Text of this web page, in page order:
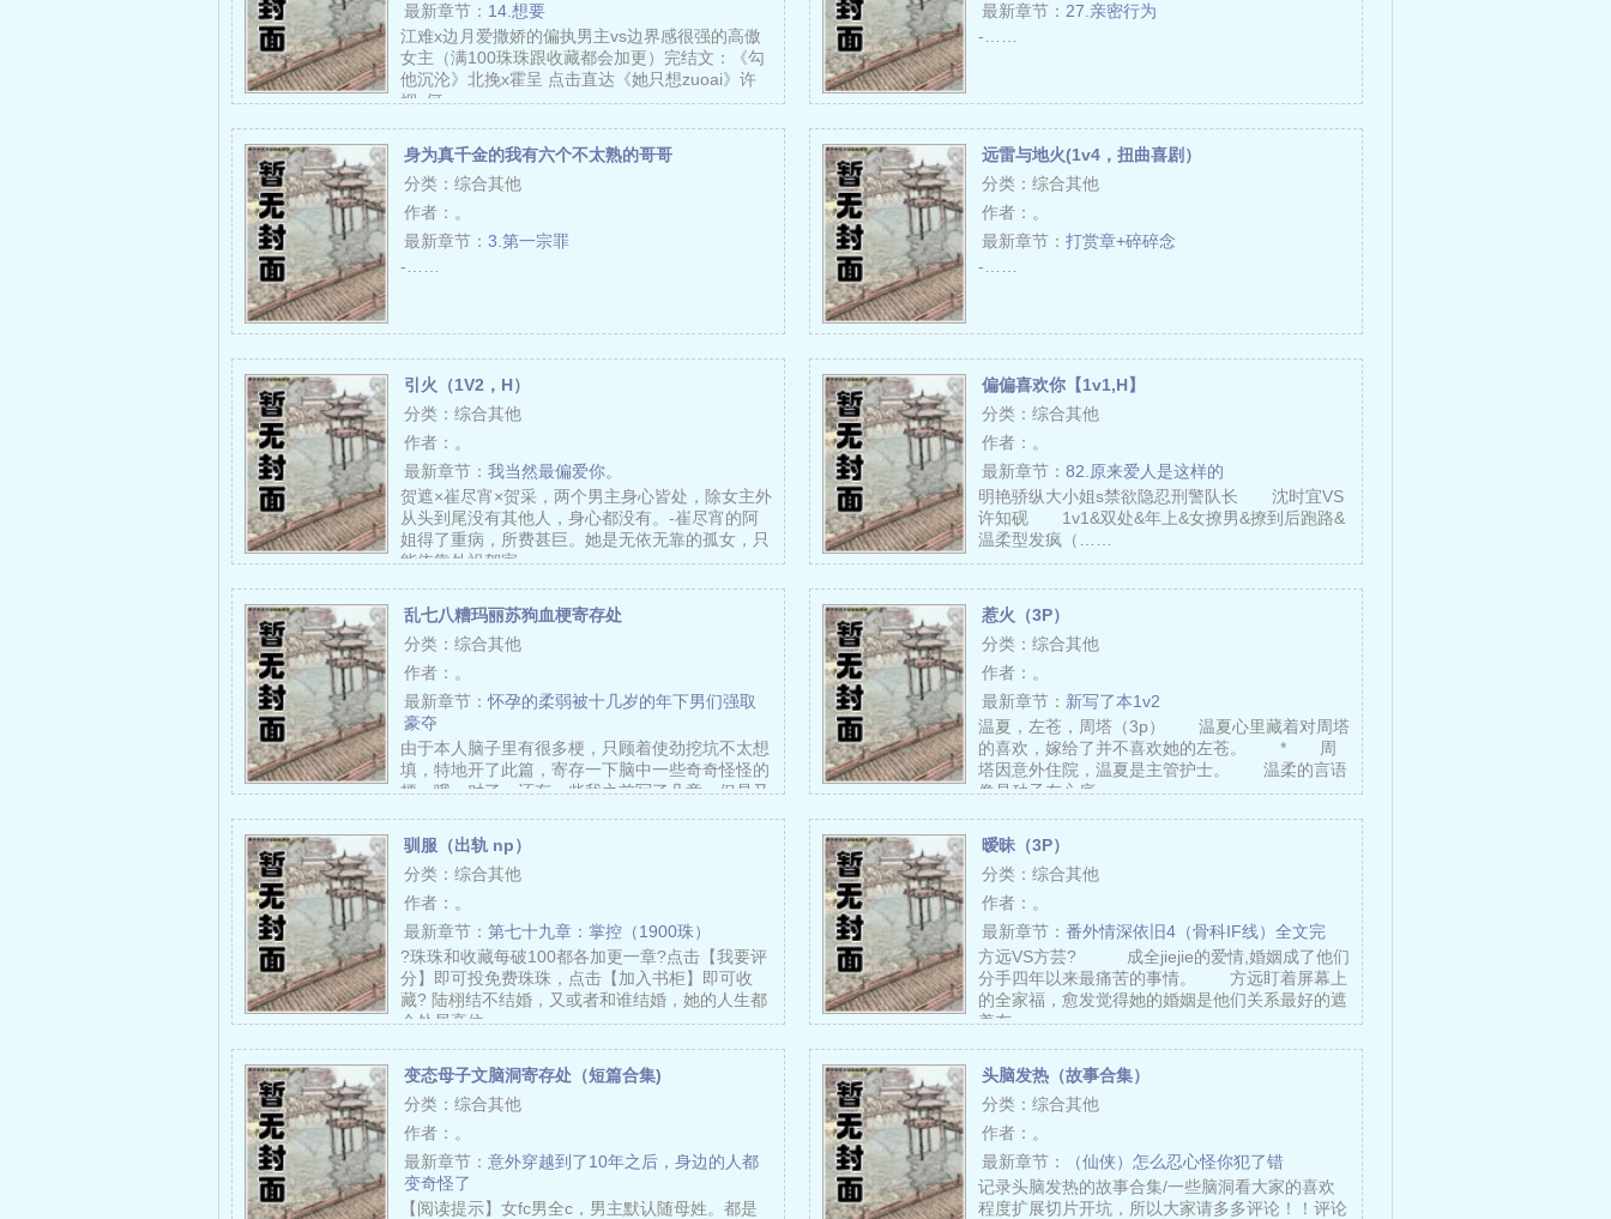
最新章节： 14.想要
江难x边月爱撒娇的偏执男主vs边界感很强的高傲
女主（满100珠珠跟收藏都会加更）完结文：《勾
他沉沦》北挽x霍呈 点击直达《她只想zuoai》许
烟x何……
最新章节： 27.亲密行为
-……
身为真千金的我有六个不太熟的哥哥
分类：综合其他
作者： 。
最新章节： 3.第一宗罪
-……
远雷与地火(1v4，扭曲喜剧）
分类：综合其他
作者： 。
最新章节： 打赏章+碎碎念
-……
引火（1V2，H）
分类：综合其他
作者： 。
最新章节： 我当然最偏爱你。
贺遮×崔尽宵×贺采，两个男主身心皆处，除女主外
从头到尾没有其他人，身心都没有。-崔尽宵的阿
姐得了重病，所费甚巨。她是无依无靠的孤女，只
能依靠外祖贺家……
偏偏喜欢你【1v1,H】
分类：综合其他
作者： 。
最新章节： 82.原来爱人是这样的
明艳骄纵大小姐s禁欲隐忍刑警队长 沈时宜VS
许知砚 1v1&双处&年上&女撩男&撩到后跑路&
温柔型发疯（……
乱七八糟玛丽苏狗血梗寄存处
分类：综合其他
作者： 。
最新章节：怀孕的柔弱被十几岁的年下男们强取
豪夺
由于本人脑子里有很多梗，只顾着使劲挖坑不太想
填，特地开了此篇，寄存一下脑中一些奇奇怪怪的
梗。哦，对了，还有一些我之前写了几章，但是又
惹火（3P）
分类：综合其他
作者： 。
最新章节： 新写了本1v2
温夏，左苍，周塔（3p） 温夏心里藏着对周塔
的喜欢，嫁给了并不喜欢她的左苍。 * 周
塔因意外住院，温夏是主管护士。 温柔的言语
像是种子在心底……
驯服（出轨 np）
分类：综合其他
作者： 。
最新章节： 第七十九章：掌控（1900珠）
?珠珠和收藏每破100都各加更一章?点击【我要评
分】即可投免费珠珠，点击【加入书柜】即可收
藏? 陆栩结不结婚，又或者和谁结婚，她的人生都
会处居高位。……
暧昧（3P）
分类：综合其他
作者： 。
最新章节： 番外情深依旧4（骨科IF线）全文完
方远VS方芸? 成全jiejie的爱情,婚姻成了他们
分手四年以来最痛苦的事情。 方远盯着屏幕上
的全家福，愈发觉得她的婚姻是他们关系最好的遮
羞布……
变态母子文脑洞寄存处（短篇合集)
分类：综合其他
作者： 。
最新章节： 意外穿越到了10年之后，身边的人都
变奇怪了
【阅读提示】女fc男全c，男主默认随母姓。都是
头脑发热（故事合集）
分类：综合其他
作者： 。
最新章节：
（仙侠）怎么忍心怪你犯了错
记录头脑发热的故事合集/一些脑洞看大家的喜欢
程度扩展切片开坑，所以大家请多多评论！！评论